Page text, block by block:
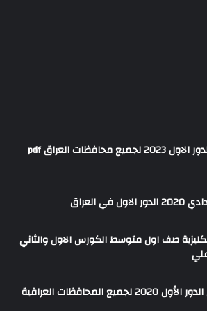
نتائج السادس ابتدائي الدور الاول 2023 لجميع محافظات العراق pdf
العراق
صف اول متوسط الكورس الاول والثاني
المحافظات العراقية